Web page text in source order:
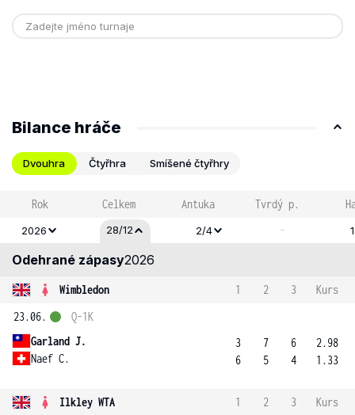
Bilance hráče
Dvouhra Čtyřhra Smíšené čtyřhry
Rok Celkem Antuka Tvrdý p.
2026 28/12 2/4 -
Odehrané zápasy2026
Wimbledon 1 2 3
Kurs
23.06.
Garland J.
Naef C.
Q-1K
3
6
7
5
6
4
2.98
1.33
Ilkley WTA 1 2 3
Kurs